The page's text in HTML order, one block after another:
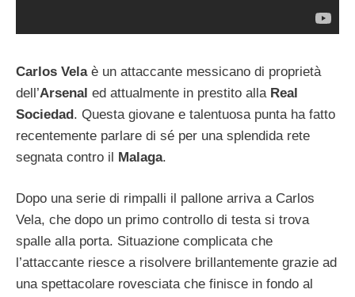
Carlos Velaè un attaccante messicano di proprietà
dell’Arsenal ed attualmente in prestito alla Real
Sociedad. Questa giovane e talentuosa punta ha fatto
recentemente parlare di sé per una splendida rete
segnata contro il Malaga.
Dopo una serie di rimpalli il pallone arriva a Carlos
Vela, che dopo un primo controllo di testa si trova
spalle alla porta. Situazione complicata che
l’attaccante riesce a risolvere brillantemente grazie ad
una spettacolare rovesciata che finisce in fondo al